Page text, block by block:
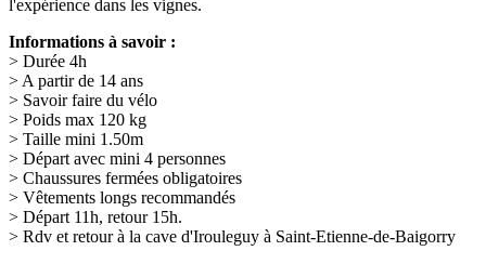
l'expérience dans les vignes.
Informations à savoir :
> Durée 4h
> A partir de 14 ans
> Savoir faire du vélo
> Poids max 120 kg
> Taille mini 1.50m
> Départ avec mini 4 personnes
> Chaussures fermées obligatoires
> Vêtements longs recommandés
> Départ 11h, retour 15h.
> Rdv et retour à la cave d'Irouleguy à Saint-Etienne-de-Baigorry